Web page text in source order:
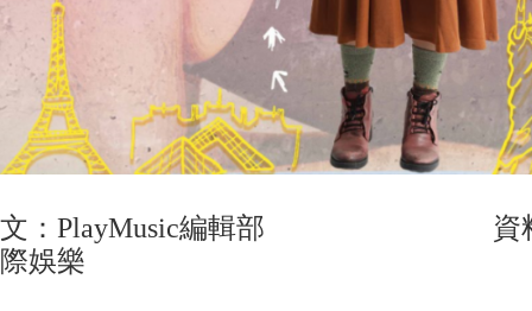
文：PlayMusic編輯部 資料/
際娛樂